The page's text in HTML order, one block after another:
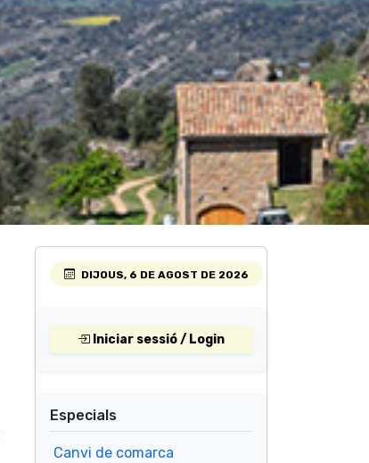
DIJOUS, 6 DE AGOST DE 2026
Iniciar sessió / Login
Especials
Canvi de comarca